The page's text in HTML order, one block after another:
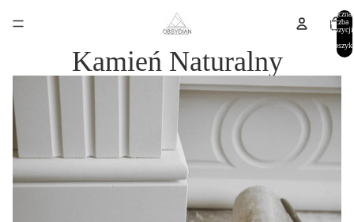
Łączna
liczba
pozycji
Kamień Naturalny